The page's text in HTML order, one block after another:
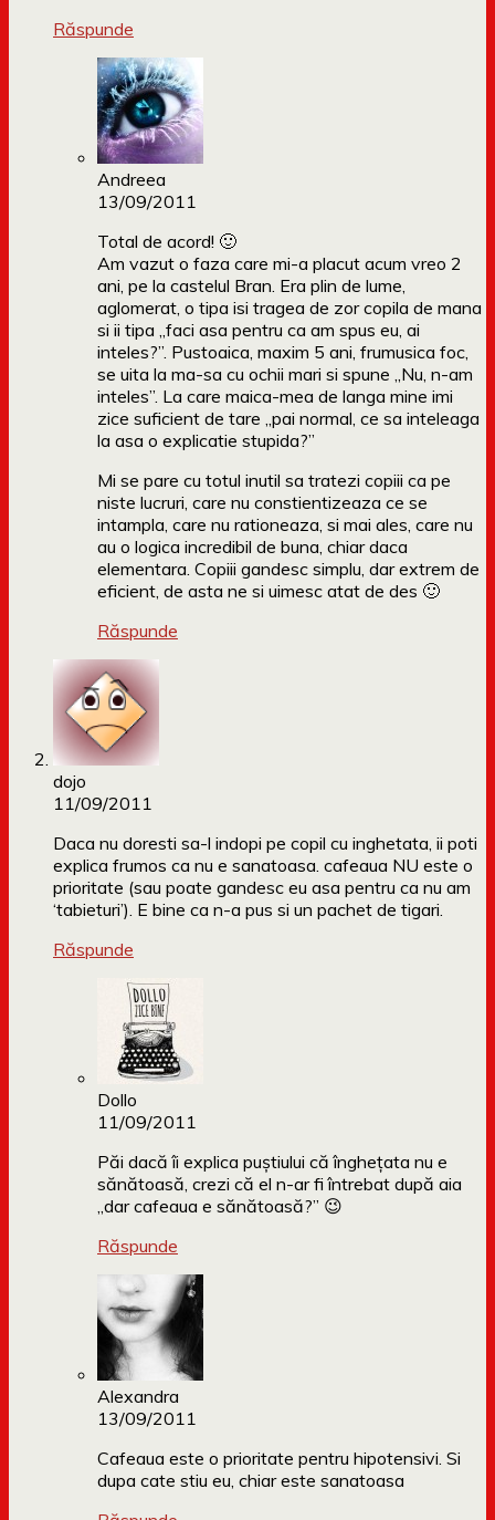
Răspunde
Andreea
13/09/2011
Total de acord! 🙂
Am vazut o faza care mi-a placut acum vreo 2
ani, pe la castelul Bran. Era plin de lume,
aglomerat, o tipa isi tragea de zor copila de mana
si ii tipa „faci asa pentru ca am spus eu, ai
inteles?”. Pustoaica, maxim 5 ani, frumusica foc,
se uita la ma-sa cu ochii mari si spune „Nu, n-am
inteles”. La care maica-mea de langa mine imi
zice suficient de tare „pai normal, ce sa inteleaga
la asa o explicatie stupida?”
Mi se pare cu totul inutil sa tratezi copiii ca pe
niste lucruri, care nu constientizeaza ce se
intampla, care nu rationeaza, si mai ales, care nu
au o logica incredibil de buna, chiar daca
elementara. Copiii gandesc simplu, dar extrem de
eficient, de asta ne si uimesc atat de des 🙂
Răspunde
dojo
11/09/2011
Daca nu doresti sa-l indopi pe copil cu inghetata, ii poti
explica frumos ca nu e sanatoasa. cafeaua NU este o
prioritate (sau poate gandesc eu asa pentru ca nu am
‘tabieturi’). E bine ca n-a pus si un pachet de tigari.
Răspunde
Dollo
11/09/2011
Păi dacă îi explica puștiului că înghețata nu e
sănătoasă, crezi că el n-ar fi întrebat după aia
„dar cafeaua e sănătoasă?” 😉
Răspunde
Alexandra
13/09/2011
Cafeaua este o prioritate pentru hipotensivi. Si
dupa cate stiu eu, chiar este sanatoasa